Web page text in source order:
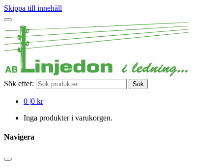
Skippa till innehåll
Sök efter: Sök
0 |0 kr
Inga produkter i varukorgen.
Navigera